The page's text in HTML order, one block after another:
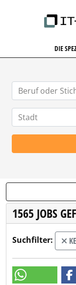
DIE
1565 JOBS
Suchfilter: